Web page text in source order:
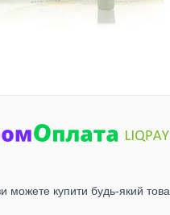
можете купити будь-який